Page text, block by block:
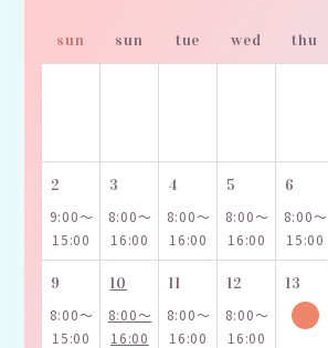
sun sun tue wed thu
2
9:00～
15:00
3
8:00～
16:00
4
8:00～
16:00
5
8:00～
16:00
6
8:00～
15:00
9
8:00～
15:00
10
8:00～
16:00
11
8:00～
16:00
12
8:00～
16:00
13